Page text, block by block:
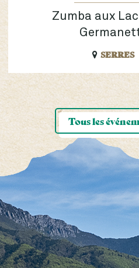
Zumba aux
SERRES
Tous les